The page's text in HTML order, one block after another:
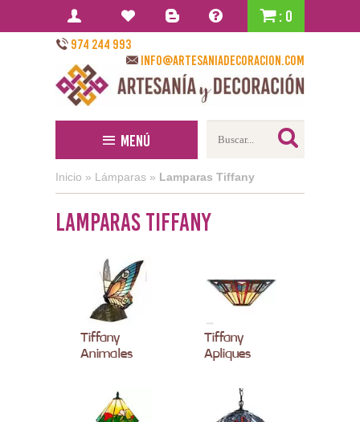
: 0
974 244 993
info@artesaniadecoracion.com
Menú
Inicio » Lámparas » Lamparas Tiffany
Lamparas Tiffany
Tiffany
Animales
Tiffany
Apliques